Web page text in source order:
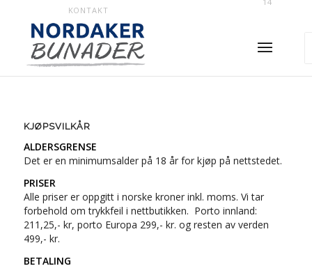
KONTAKT
KJØPSVILKÅR
ALDERSGRENSE
Det er en minimumsalder på 18 år for kjøp på nettstedet.
PRISER
Alle priser er oppgitt i norske kroner inkl. moms. Vi tar
forbehold om trykkfeil i nettbutikken. Porto innland:
211,25,- kr, porto Europa 299,- kr. og resten av verden
499,- kr.
BETALING